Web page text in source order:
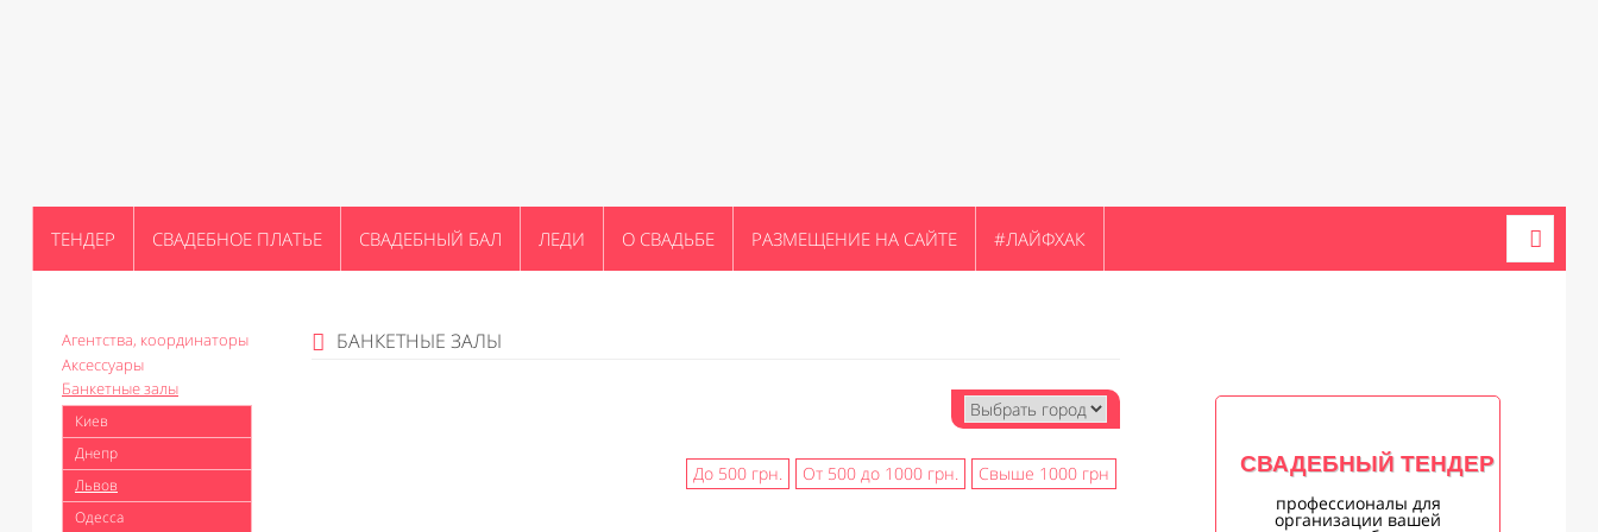
ТЕНДЕР СВАДЕБНОЕ ПЛАТЬЕ СВАДЕБНЫЙ БАЛ ЛЕДИ О СВАДЬБЕ РАЗМЕЩЕНИЕ НА САЙТЕ #ЛАЙФХАК
Агентства, координаторы
Аксессуары
Банкетные залы
Киев
Днепр
Львов
Одесса
БАНКЕТНЫЕ ЗАЛЫ
До 500 грн. От 500 до 1000 грн. Свыше 1000 грн СВАДЕБНЫЙ ТЕНДЕР
профессионалы для
организации вашей